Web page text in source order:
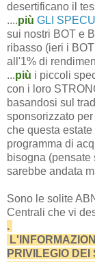
desertificano il
....più GLI
sui nostri BOT e
ribasso (ieri i
all'1% di
...più i piccoli
con i loro
basandosi sul
sponsorizzato
che questa
programma di
bisogna (pensate
sarebbe andata
Sono le solite
Centrali che vi
.
PRIVILEGIO